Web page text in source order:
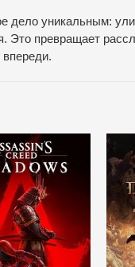
дело уникальным:
Это превращает
впереди.